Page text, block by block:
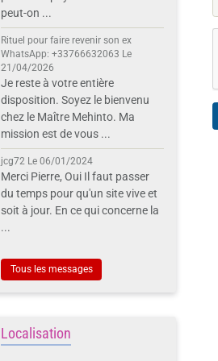
peut-on ...
Rituel pour faire revenir son ex
WhatsApp: +33766632063 Le
21/04/2026
Je reste à votre entière
disposition. Soyez le bienvenu
chez le Maître Mehinto. Ma
mission est de vous ...
jcg72 Le 06/01/2024
Merci Pierre, Oui Il faut passer
du temps pour qu'un site vive et
soit à jour. En ce qui concerne la
...
Tous les messages
Localisation